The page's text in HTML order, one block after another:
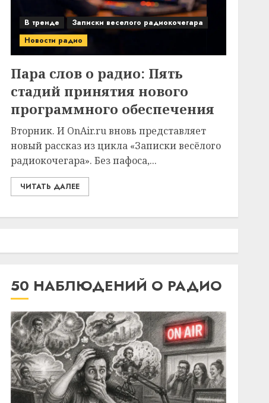
В тренде
Записки веселого радиокочегара
Новости радио
Пара слов о радио: Пять
стадий принятия нового
программного обеспечения
Вторник. И OnAir.ru вновь представляет
новый рассказ из цикла «Записки весёлого
радиокочегара». Без пафоса,...
ЧИТАТЬ ДАЛЕЕ
50 НАБЛЮДЕНИЙ О РАДИО